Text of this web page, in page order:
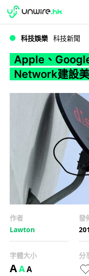
WWDC 2026
科技娛樂 科技新聞
Apple、
Network建設
作者
Lawton
發
字體大小
AAA
分